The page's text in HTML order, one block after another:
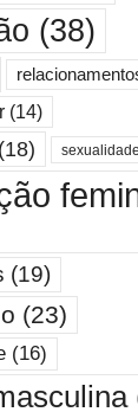
(38)
(14)
(18) sexualidade
(19)
(23)
(16)